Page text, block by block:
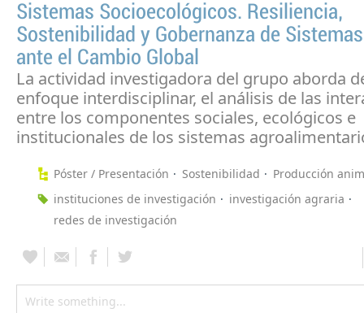
Sistemas Socioecológicos. Resiliencia,
Sostenibilidad y Gobernanza de
ante el Cambio Global
La actividad investigadora del grupo aborda
enfoque interdisciplinar, el análisis de las
entre los componentes sociales, ecológicos e
institucionales de los sistemas
Póster / Presentación Sostenibilidad
Producción
instituciones de investigación
investigación agraria
redes de investigación